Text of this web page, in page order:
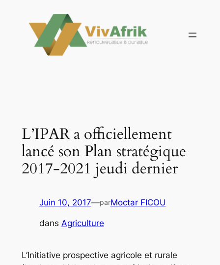
contenu
L’IPAR a officiellement
lancé son Plan stratégique
2017-2021 jeudi dernier
Juin 10, 2017—parMoctar FICOU
dans Agriculture
L’Initiative prospective agricole et rurale